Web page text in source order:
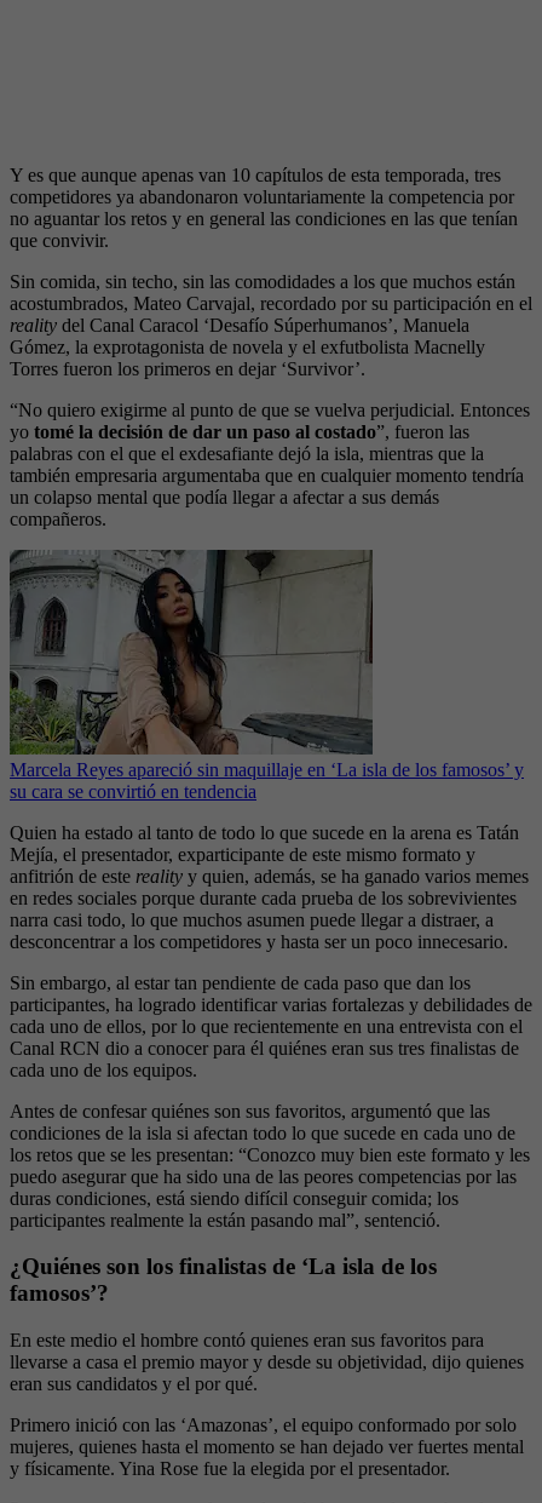
Y es que aunque apenas van 10 capítulos de esta temporada, tres
competidores ya abandonaron voluntariamente la competencia por
no aguantar los retos y en general las condiciones en las que tenían
que convivir.
Sin comida, sin techo, sin las comodidades a los que muchos están
acostumbrados, Mateo Carvajal, recordado por su participación en el
reality del Canal Caracol ‘Desafío Súperhumanos’, Manuela
Gómez, la exprotagonista de novela y el exfutbolista Macnelly
Torres fueron los primeros en dejar ‘Survivor’.
“No quiero exigirme al punto de que se vuelva perjudicial. Entonces
yo tomé la decisión de dar un paso al costado”, fueron las
palabras con el que el exdesafiante dejó la isla, mientras que la
también empresaria argumentaba que en cualquier momento tendría
un colapso mental que podía llegar a afectar a sus demás
compañeros.
Marcela Reyes apareció sin maquillaje en ‘La isla de los famosos’ y
su cara se convirtió en tendencia
Quien ha estado al tanto de todo lo que sucede en la arena es Tatán
Mejía, el presentador, exparticipante de este mismo formato y
anfitrión de este reality y quien, además, se ha ganado varios memes
en redes sociales porque durante cada prueba de los sobrevivientes
narra casi todo, lo que muchos asumen puede llegar a distraer, a
desconcentrar a los competidores y hasta ser un poco innecesario.
Sin embargo, al estar tan pendiente de cada paso que dan los
participantes, ha logrado identificar varias fortalezas y debilidades de
cada uno de ellos, por lo que recientemente en una entrevista con el
Canal RCN dio a conocer para él quiénes eran sus tres finalistas de
cada uno de los equipos.
Antes de confesar quiénes son sus favoritos, argumentó que las
condiciones de la isla si afectan todo lo que sucede en cada uno de
los retos que se les presentan: “Conozco muy bien este formato y les
puedo asegurar que ha sido una de las peores competencias por las
duras condiciones, está siendo difícil conseguir comida; los
participantes realmente la están pasando mal”, sentenció.
¿Quiénes son los finalistas de ‘La isla de los
famosos’?
En este medio el hombre contó quienes eran sus favoritos para
llevarse a casa el premio mayor y desde su objetividad, dijo quienes
eran sus candidatos y el por qué.
Primero inició con las ‘Amazonas’, el equipo conformado por solo
mujeres, quienes hasta el momento se han dejado ver fuertes mental
y físicamente. Yina Rose fue la elegida por el presentador.